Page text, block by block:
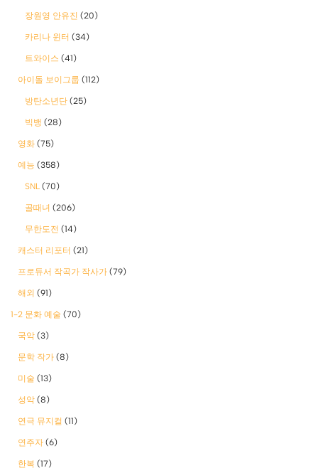
장원영 안유진 (20)
카리나 윈터 (34)
트와이스 (41)
아이돌 보이그룹 (112)
방탄소년단 (25)
빅뱅 (28)
영화 (75)
예능 (358)
SNL (70)
골때녀 (206)
무한도전 (14)
캐스터 리포터 (21)
프로듀서 작곡가 작사가 (79)
해외 (91)
1-2 문화 예술 (70)
국악 (3)
문학 작가 (8)
미술 (13)
성악 (8)
연극 뮤지컬 (11)
연주자 (6)
한복 (17)